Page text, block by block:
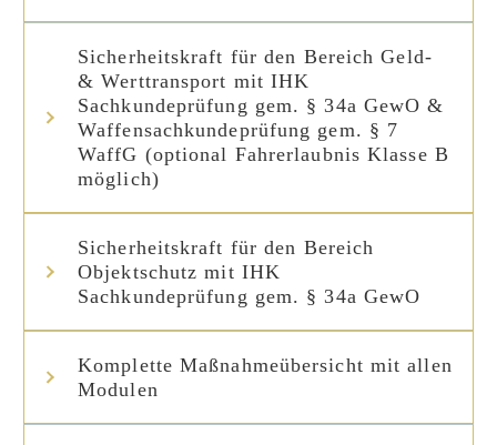
Sicherheitskraft für den Bereich Geld-
& Werttransport mit IHK
Sachkundeprüfung gem. § 34a GewO &
Waffensachkundeprüfung gem. § 7
WaffG (optional Fahrerlaubnis Klasse B
möglich)
Sicherheitskraft für den Bereich
Objektschutz mit IHK
Sachkundeprüfung gem. § 34a GewO
Komplette Maßnahmeübersicht mit allen
Modulen